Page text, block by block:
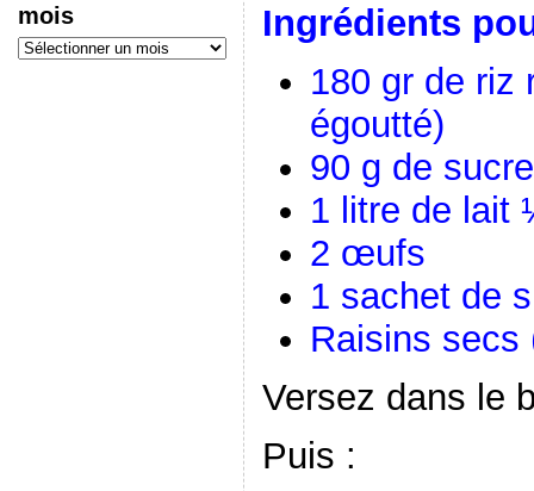
mois
Les
recettes
Ingrédients
180 gr de riz
égoutté)
90 g de
1 litre de lait
2 œufs
1 sachet de
Raisins secs
Versez dans le
Puis :